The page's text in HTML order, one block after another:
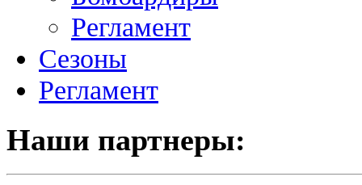
Регламент
Сезоны
Регламент
Наши партнеры: